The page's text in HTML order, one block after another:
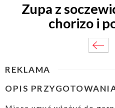
Zupa z
chorizo i
REKLAMA
OPIS